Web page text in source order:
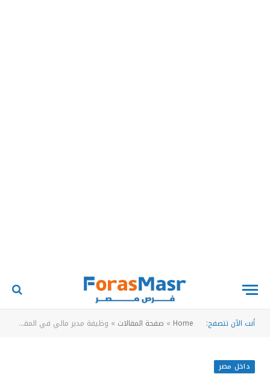
أنت الآن تتصفح: Home
» صفحة المقالات » وظيفة مدير مالي في المقطم – فرصة للخبرة والقيادة المالية
داخل مصر